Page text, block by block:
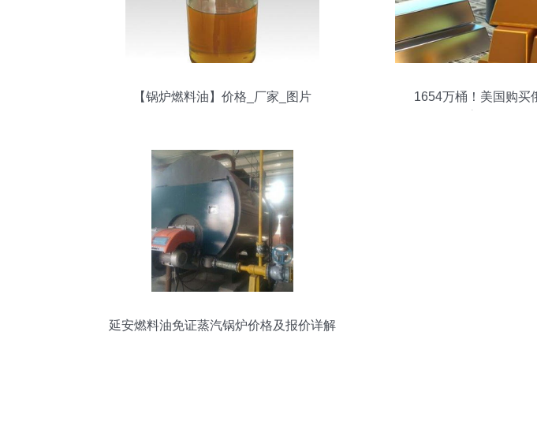
【锅炉燃料油】价格_厂家_图片
1654万桶！美国购买
延安燃料油免证蒸汽锅炉价格及报价详解